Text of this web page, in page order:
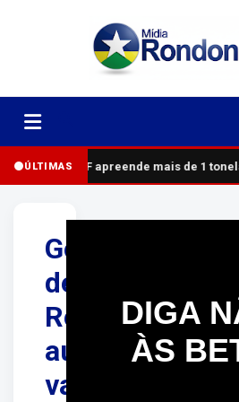
ÚLTIMASPRF apreende mais de 1
Governo
de
Rondônia
aumenta
valor
DIGA
ÀS